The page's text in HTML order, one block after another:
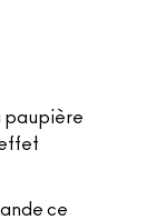
paupière
ce